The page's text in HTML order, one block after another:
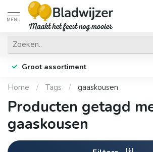
MENU
Groot assortiment
Home / Tags / gaaskousen
Producten getagd
gaaskousen